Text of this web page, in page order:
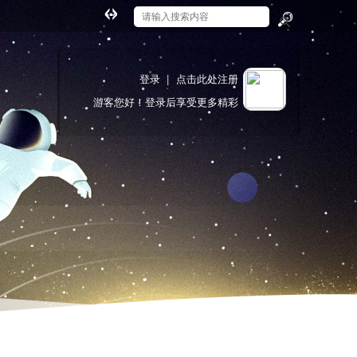
索
切
换
宽
版
登录
点击此处注册
游客您好！登录后享受更多精彩